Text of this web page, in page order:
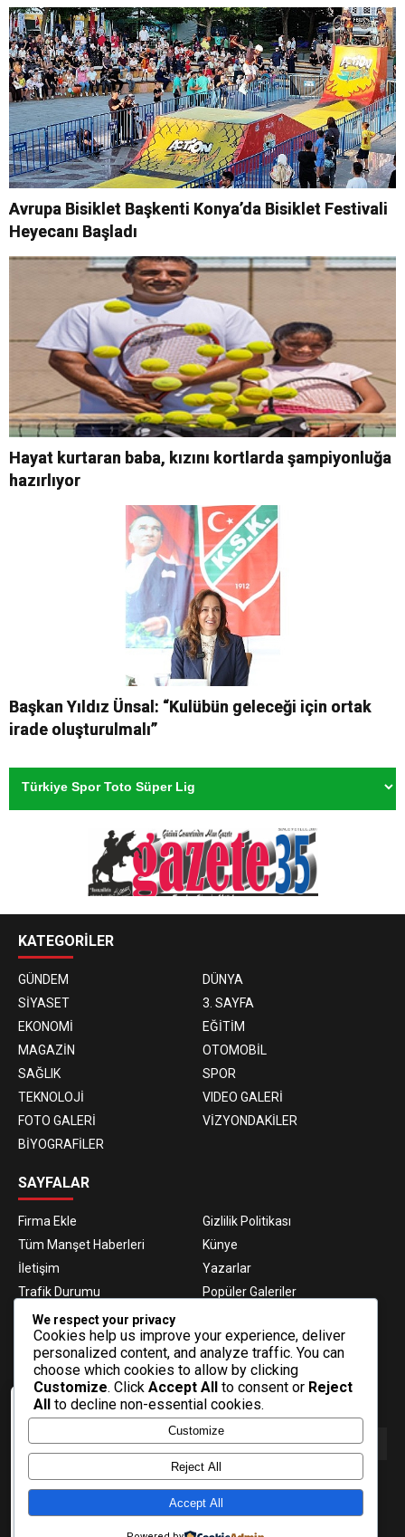
Veri politikasındaki amaçlarla sınırlı ve
mevzuata uygun şekilde çerez
konumlandırmaktayız. Detaylar için veri
politikamızı inceleyebilirsiniz.
Daha fazla bilgi
Avrupa Bisiklet Başkenti Konya’da Bisiklet Festivali
Heyecanı Başladı
Hayat kurtaran baba, kızını kortlarda şampiyonluğa
hazırlıyor
Başkan Yıldız Ünsal: “Kulübün geleceği için ortak
irade oluşturulmalı”
KATEGORİLER
GÜNDEM
DÜNYA
SİYASET
3. SAYFA
EKONOMİ
EĞİTİM
MAGAZİN
OTOMOBİL
SAĞLIK
SPOR
TEKNOLOJİ
VIDEO GALERİ
FOTO GALERİ
VİZYONDAKİLER
BİYOGRAFİLER
SAYFALAR
Firma Ekle
Gizlilik Politikası
Tüm Manşet Haberleri
Künye
İletişim
Yazarlar
Trafik Durumu
Popüler Galeriler
Nöbetçi Eczaneler
Hava Durumu
Haber Gönder
Gazeteler
Fikstür
E-BÜLTEN ABONELİĞİ
E-Bülten aboneliği ile haberlere daha hızlı erişin.
We respect your privacy
Cookies help us improve your experience, deliver
personalized content, and analyze traffic. You can
choose which cookies to allow by clicking
Customize. Click Accept All to consent or Reject
All to decline non-essential cookies.
Customize
Reject All
Accept All